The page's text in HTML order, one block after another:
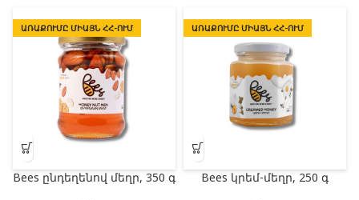
ԱՌԱՔՈՒՄԸ ՄԻԱՅՆ ՀՀ-ՈՒՄ
Bees ընդեղենով մեղր, 350 գ
ԱՌԱՔՈՒՄԸ ՄԻԱՅՆ ՀՀ-ՈՒՄ
Bees կրեմ-մեղր, 250 գ